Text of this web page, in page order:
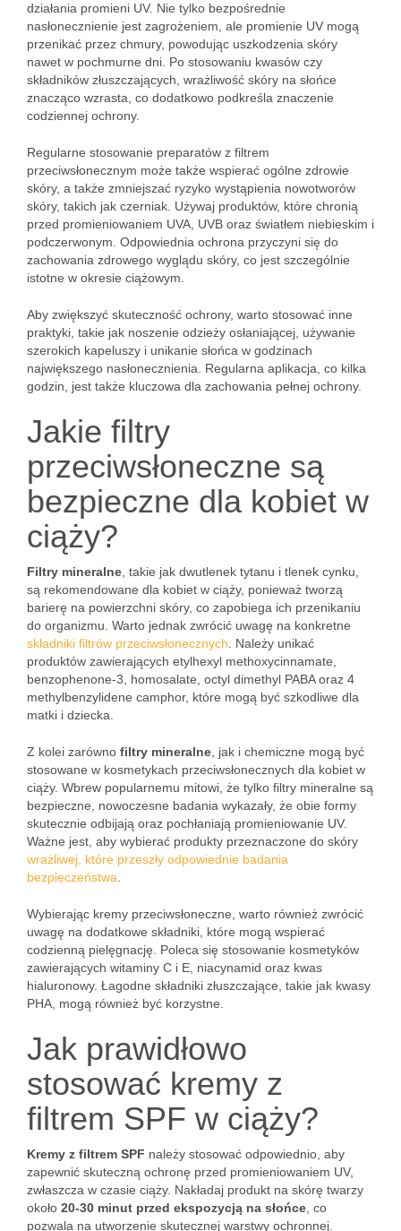
działania promieni UV. Nie tylko bezpośrednie
nasłonecznienie jest zagrożeniem, ale promienie UV mogą
przenikać przez chmury, powodując uszkodzenia skóry
nawet w pochmurne dni. Po stosowaniu kwasów czy
składników złuszczających, wrażliwość skóry na słońce
znacząco wzrasta, co dodatkowo podkreśla znaczenie
codziennej ochrony.
Regularne stosowanie preparatów z filtrem
przeciwsłonecznym może także wspierać ogólne zdrowie
skóry, a także zmniejszać ryzyko wystąpienia nowotworów
skóry, takich jak czerniak. Używaj produktów, które chronią
przed promieniowaniem UVA, UVB oraz światłem niebieskim i
podczerwonym. Odpowiednia ochrona przyczyni się do
zachowania zdrowego wyglądu skóry, co jest szczególnie
istotne w okresie ciążowym.
Aby zwiększyć skuteczność ochrony, warto stosować inne
praktyki, takie jak noszenie odzieży osłaniającej, używanie
szerokich kapeluszy i unikanie słońca w godzinach
największego nasłonecznienia. Regularna aplikacja, co kilka
godzin, jest także kluczowa dla zachowania pełnej ochrony.
Jakie filtry
przeciwsłoneczne są
bezpieczne dla kobiet w
ciąży?
Filtry mineralne , takie jak dwutlenek tytanu i tlenek cynku,
są rekomendowane dla kobiet w ciąży, ponieważ tworzą
barierę na powierzchni skóry, co zapobiega ich przenikaniu
do organizmu. Warto jednak zwrócić uwagę na konkretne
składniki filtrów przeciwsłonecznych . Należy unikać
produktów zawierających etylhexyl methoxycinnamate,
benzophenone-3, homosalate, octyl dimethyl PABA oraz 4
methylbenzylidene camphor, które mogą być szkodliwe dla
matki i dziecka.
Z kolei zarówno filtry mineralne , jak i chemiczne mogą być
stosowane w kosmetykach przeciwsłonecznych dla kobiet w
ciąży. Wbrew popularnemu mitowi, że tylko filtry mineralne są
bezpieczne, nowoczesne badania wykazały, że obie formy
skutecznie odbijają oraz pochłaniają promieniowanie UV.
Ważne jest, aby wybierać produkty przeznaczone do skóry
wrażliwej, które przeszły odpowiednie badania
bezpieczeństwa
Wybierając kremy przeciwsłoneczne, warto również zwrócić
uwagę na dodatkowe składniki, które mogą wspierać
codzienną pielęgnację. Poleca się stosowanie kosmetyków
zawierających witaminy C i E, niacynamid oraz kwas
hialuronowy. Łagodne składniki złuszczające, takie jak kwasy
PHA, mogą również być korzystne.
Jak prawidłowo
stosować kremy z
filtrem SPF w ciąży?
Kremy z filtrem SPF należy stosować odpowiednio, aby
zapewnić skuteczną ochronę przed promieniowaniem UV,
zwłaszcza w czasie ciąży. Nakładaj produkt na skórę twarzy
około 20-30 minut przed ekspozycją na słońce , co
pozwala na utworzenie skutecznej warstwy ochronnej.